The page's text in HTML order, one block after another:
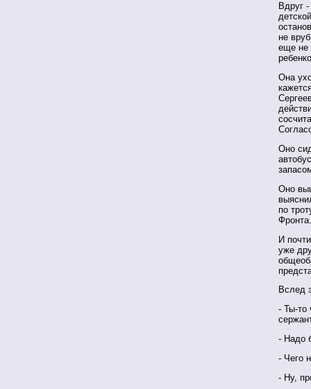
Вдруг
не
еще не
Она
Оно
Оно
по
Фронта.
И
уже
Вслед
- Ты-то
- Надо
- Чего
- Ну,